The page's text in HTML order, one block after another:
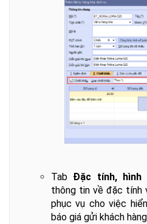
Tab Đặc tính,
thông tin về đặc tính
phục vụ cho việc
báo giá gửi khách